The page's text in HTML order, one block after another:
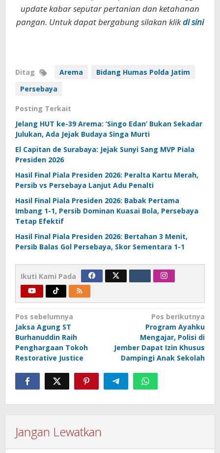
update kabar seputar pertanian dan ketahanan
pangan. Untuk dapat bergabung silakan klikdi sini
Ditag Arema
Bidang Humas Polda Jatim
Persebaya
Posting Terkait
Jelang HUT ke-39 Arema: ‘Singo Edan’ Bukan Sekadar
Julukan, Ada Jejak Budaya Singa Murti
El Capitan de Surabaya: Jejak Sunyi Sang MVP Piala
Presiden 2026
Hasil Final Piala Presiden 2026: Peralta Kartu Merah,
Persib vs Persebaya Lanjut Adu Penalti
Hasil Final Piala Presiden 2026: Babak Pertama
Imbang 1-1, Persib Dominan Kuasai Bola, Persebaya
Tetap Efektif
Hasil Final Piala Presiden 2026: Bertahan 3 Menit,
Persib Balas Gol Persebaya, Skor Sementara 1-1
Ikuti Kami Pada
Navigasi
pos
Pos sebelumnya
Jaksa Agung ST
Burhanuddin Raih
Penghargaan Tokoh
Restorative Justice
Pos berikutnya
Program Ayahku
Mengajar, Polisi di
Jember Dapat Izin Khusus
Dampingi Anak Sekolah
Jangan Lewatkan